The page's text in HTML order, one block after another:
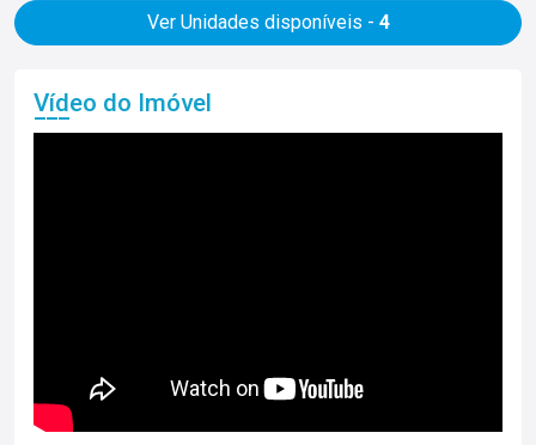
Ver Unidades disponíveis - 4
Vídeo do Imóvel